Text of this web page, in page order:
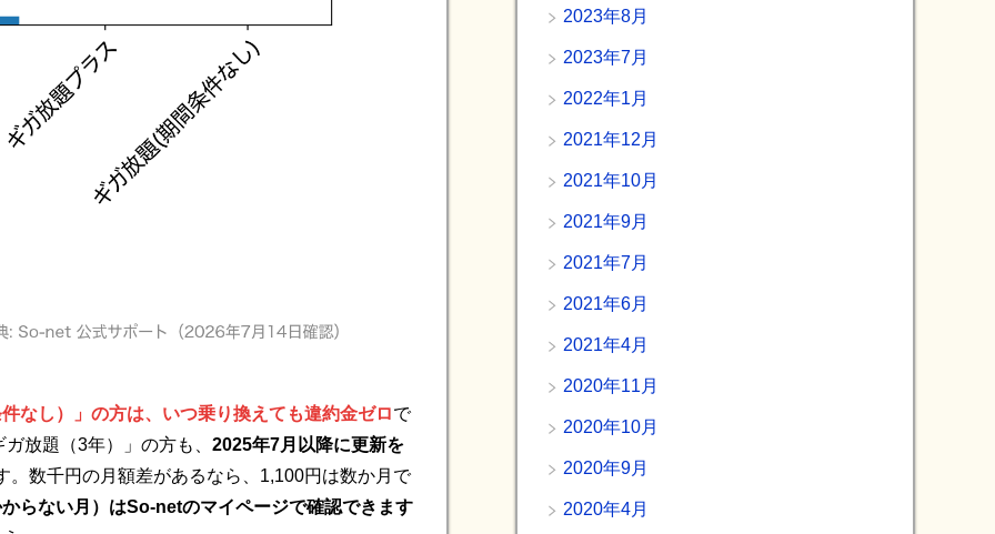
なし）」の方は、いつ乗り換えても違約金ゼロで
放題（3年）」の方も、 2025年7月以降に更新を
。数千円の月額差があるなら、1,100円は数か月で
らない月）はSo-netのマイページで確認できます
2023年8月
2023年7月
2022年1月
2021年12月
2021年10月
2021年9月
2021年7月
2021年6月
2021年4月
2020年11月
2020年10月
2020年9月
2020年4月